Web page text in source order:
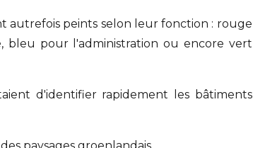
autrefois peints selon leur fonction : rouge
bleu pour l'administration ou encore vert
d'identifier rapidement les bâtiments